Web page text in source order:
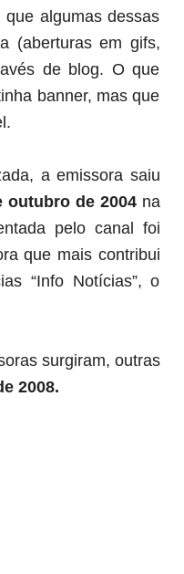
algumas dessas
(aberturas em gifs,
de blog. O que
banner, mas que
a emissora saiu
outubro de 2004na
pelo canal foi
que mais contribui
“Info Notícias”, o
surgiram, outras
2008.